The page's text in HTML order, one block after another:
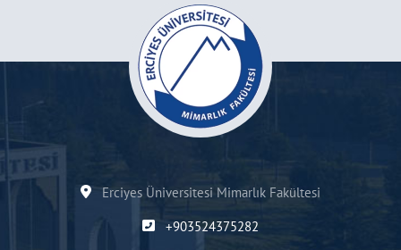
Erciyes Üniversitesi Mimarlık Fakültesi
+903524375282